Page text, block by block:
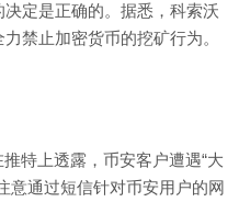
定是正确的。据悉，科索沃
禁止加密货币的挖矿行为。
特上透露，币安客户遭遇“大
意通过短信针对币安用户的网